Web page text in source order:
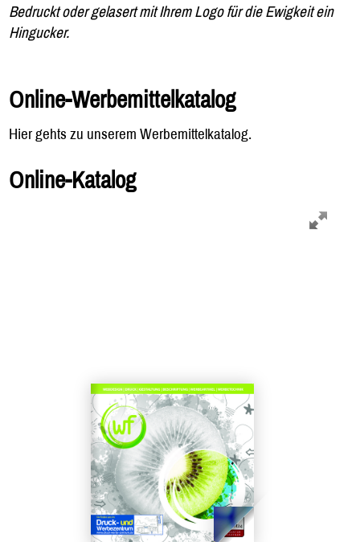
Bedruckt oder gelasert mit Ihrem Logo für die Ewigkeit ein
Hingucker.
Online-Werbemittelkatalog
Hier gehts zu unserem Werbemittelkatalog.
Online-Katalog